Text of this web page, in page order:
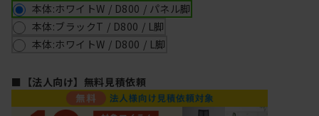
本体:ホワイトW / D800 / パネル脚
本体:ブラックT / D800 / L脚
本体:ホワイトW / D800 / L脚
■【法人向け】無料見積依頼